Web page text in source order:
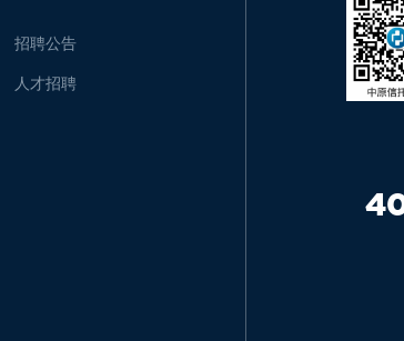
招聘公告
人才招聘